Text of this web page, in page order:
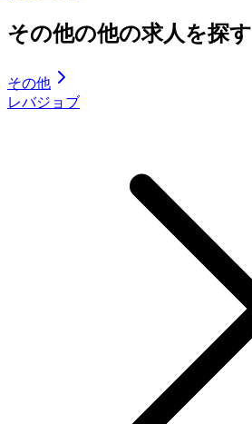
その他の他の求人を探す
その他
レバジョブ